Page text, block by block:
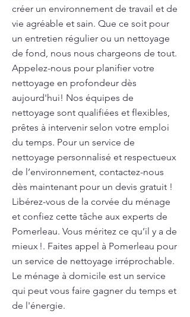
créer un environnement de travail et de
vie agréable et sain. Que ce soit pour
un entretien régulier ou un nettoyage
de fond, nous nous chargeons de tout.
Appelez-nous pour planifier votre
nettoyage en profondeur dès
aujourd'hui! Nos équipes de
nettoyage sont qualifiées et flexibles,
prêtes à intervenir selon votre emploi
du temps. Pour un service de
nettoyage personnalisé et respectueux
de l’environnement, contactez-nous
dès maintenant pour un devis gratuit !
Libérez-vous de la corvée du ménage
et confiez cette tâche aux experts de
Pomerleau. Vous méritez ce qu’il y a de
mieux !. Faites appel à Pomerleau pour
un service de nettoyage irréprochable.
Le ménage à domicile est un service
qui peut vous faire gagner du temps et
de l'énergie.